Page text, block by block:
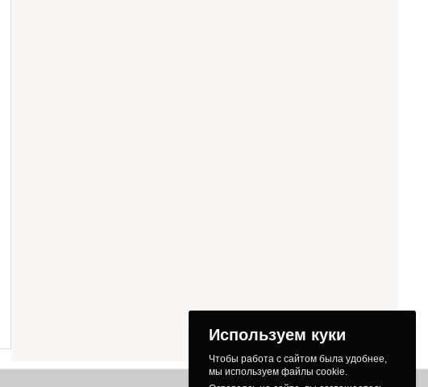
Используем куки
Чтобы работа с сайтом была удобнее,
мы используем файлы cookie.